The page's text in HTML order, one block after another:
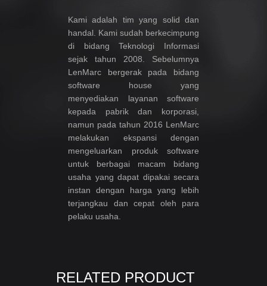
Kami adalah tim yang solid dan
handal. Kami sudah berkecimpung
di bidang Teknologi Informasi
sejak tahun 2008. Sebelumnya
LenMarc bergerak pada bidang
software house yang
menyediakan layanan software
kepada pabrik dan korporasi,
namun pada tahun 2016 LenMarc
melakukan ekspansi dengan
mengeluarkan produk software
untuk berbagai macam bidang
usaha yang dapat dipakai secara
instan dengan harga yang lebih
terjangkau dan cepat oleh para
pelaku usaha.
RELATED PRODUCT